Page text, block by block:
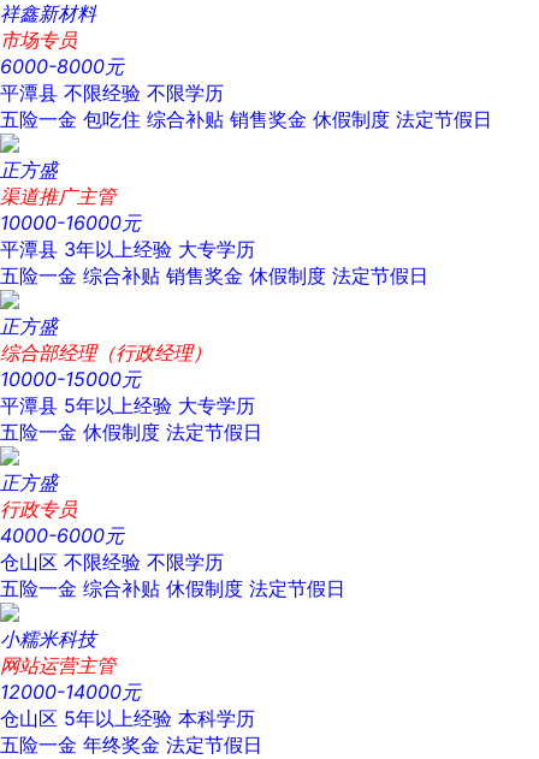
祥鑫新材料
市场专员
6000-8000元
平潭县 不限经验 不限学历
五险一金 包吃住 综合补贴 销售奖金 休假制度 法定节假日
正方盛
渠道推广主管
10000-16000元
平潭县 3年以上经验 大专学历
五险一金 综合补贴 销售奖金 休假制度 法定节假日
正方盛
综合部经理（行政经理）
10000-15000元
平潭县 5年以上经验 大专学历
五险一金 休假制度 法定节假日
正方盛
行政专员
4000-6000元
仓山区 不限经验 不限学历
五险一金 综合补贴 休假制度 法定节假日
小糯米科技
网站运营主管
12000-14000元
仓山区 5年以上经验 本科学历
五险一金 年终奖金 法定节假日